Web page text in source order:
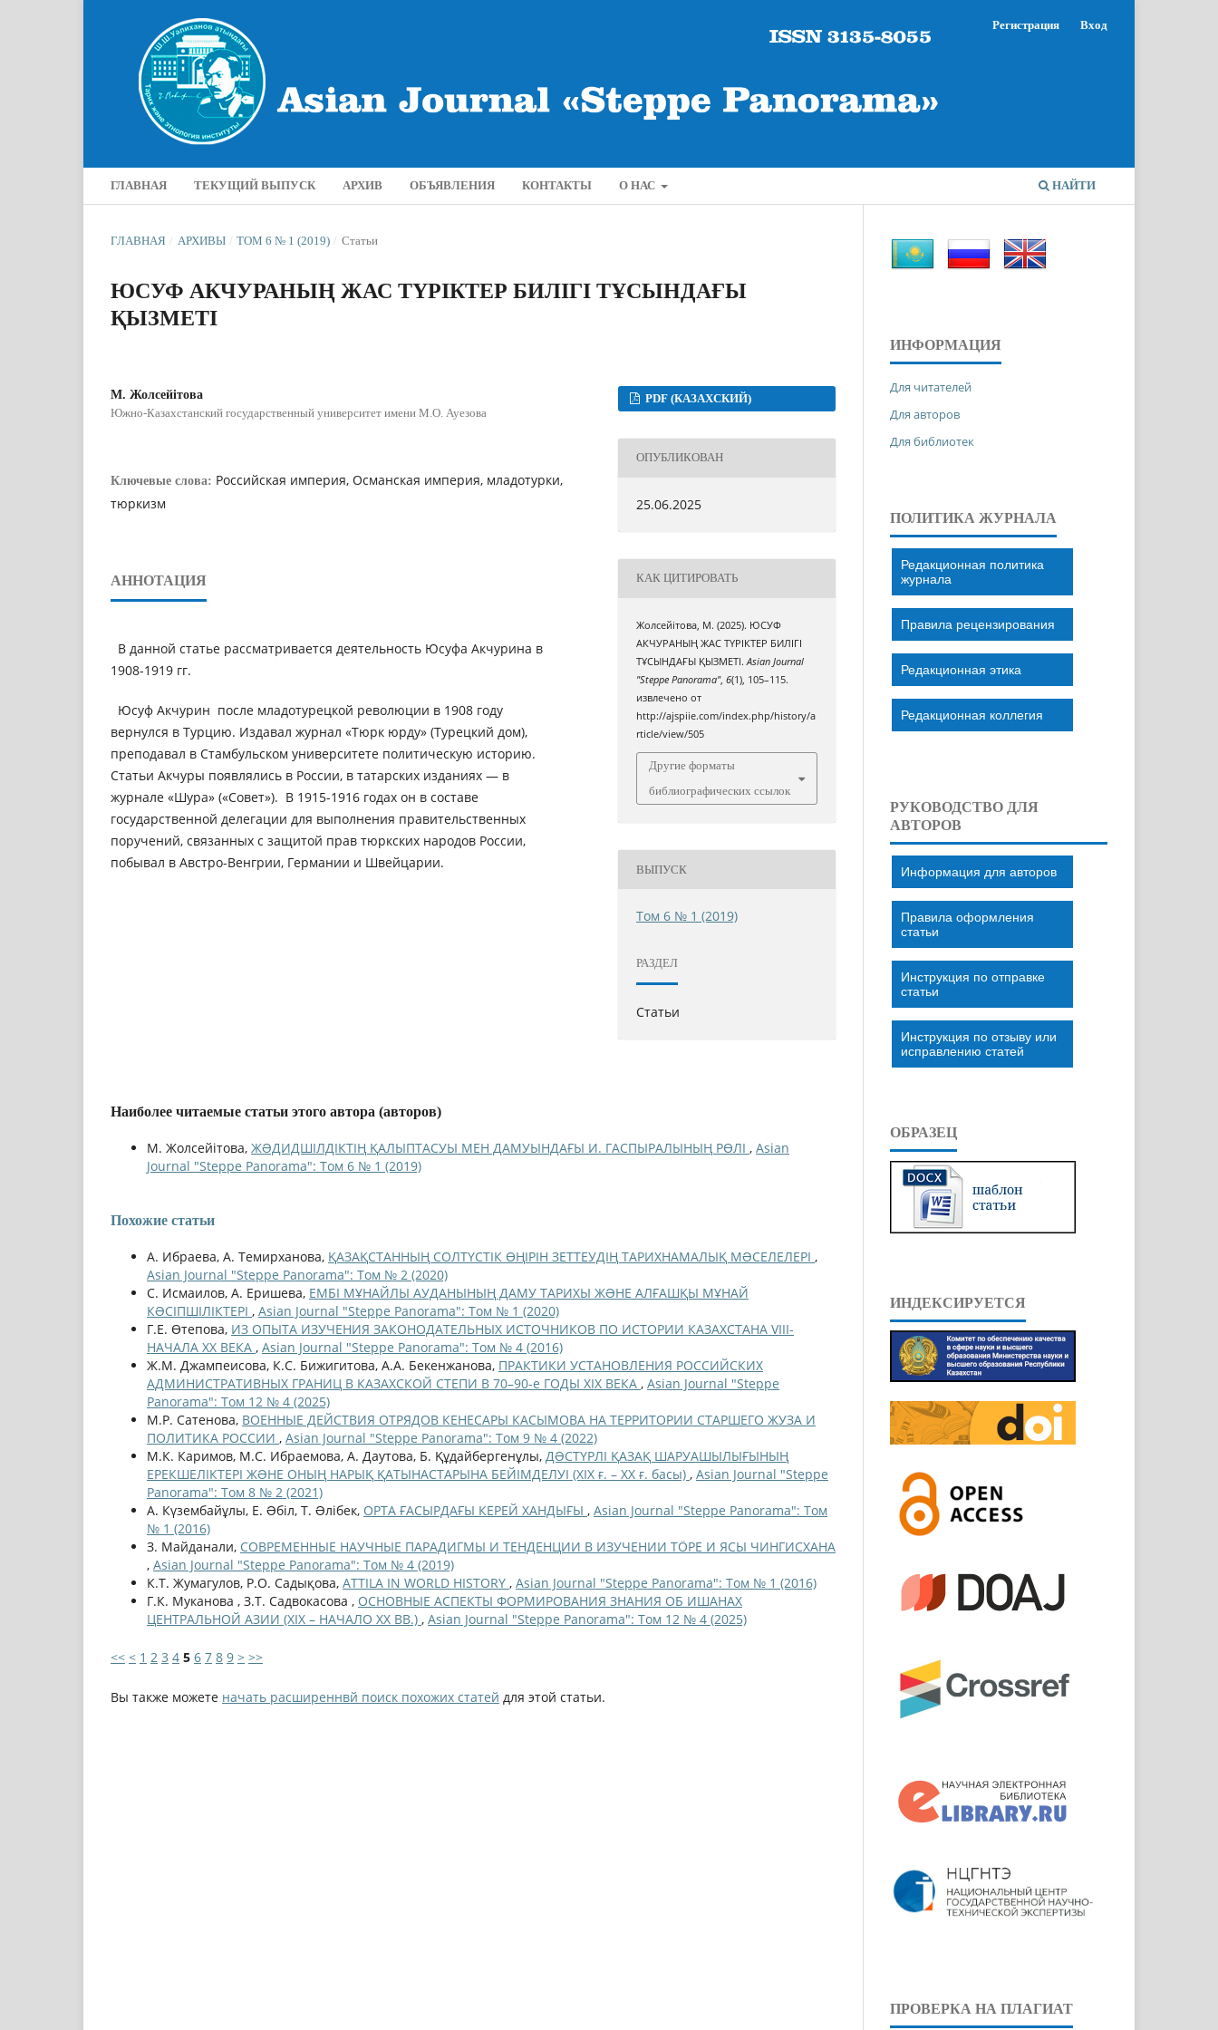
ГЛАВНАЯ ТЕКУЩИЙ ВЫПУСК АРХИВ ОБЪЯВЛЕНИЯ КОНТАКТЫ О НАС НАЙТИ
Регистрация Вход
ГЛАВНАЯ / АРХИВЫ / ТОМ 6 № 1 (2019) / Статьи
ЮСУФ АКЧУРАНЫҢ ЖАС ТҮРІКТЕР БИЛІГІ ТҰСЫНДАҒЫ
ҚЫЗМЕТІ
М. Жолсейітова
Южно-Казахстанский государственный университет имени М.О. Ауезова
Ключевые слова: Российская империя, Османская империя, младотурки,
тюркизм
АННОТАЦИЯ
В данной статье рассматривается деятельность Юсуфа Акчурина в
1908-1919 гг.
Юсуф Акчурин после младотурецкой революции в 1908 году
вернулся в Турцию. Издавал журнал «Тюрк юрду» (Турецкий дом),
преподавал в Стамбульском университете политическую историю.
Статьи Акчуры появлялись в России, в татарских изданиях — в
журнале «Шура» («Совет»). В 1915-1916 годах он в составе
государственной делегации для выполнения правительственных
поручений, связанных с защитой прав тюркских народов России,
побывал в Австро-Венгрии, Германии и Швейцарии.
PDF (КАЗАХСКИЙ)
ОПУБЛИКОВАН
25.06.2025
КАК ЦИТИРОВАТЬ
Жолсейітова, М. (2025). ЮСУФ
АКЧУРАНЫҢ ЖАС ТҮРІКТЕР БИЛІГІ
ТҰСЫНДАҒЫ ҚЫЗМЕТІ.Asian Journal
"Steppe Panorama",6(1), 105–115.
извлечено от
http://ajspiie.com/index.php/history/a
rticle/view/505
Другие форматы
библиографических ссылок
ВЫПУСК
Том 6 № 1 (2019)
РАЗДЕЛ
Статьи
Наиболее читаемые статьи этого автора (авторов)
М. Жолсейітова, ЖƏДИДШІЛДІКТІҢ ҚАЛЫПТАСУЫ МЕН ДАМУЫНДАҒЫ И. ГАСПЫРАЛЫНЫҢ РӨЛІ , Asian
Journal "Steppe Panorama": Том 6 № 1 (2019)
Похожие статьи
А. Ибраева, А. Темирханова, ҚАЗАҚСТАННЫҢ СОЛТҮСТІК ӨҢІРІН ЗЕТТЕУДІҢ ТАРИХНАМАЛЫҚ МƏСЕЛЕЛЕРІ ,
Asian Journal "Steppe Panorama": Том № 2 (2020)
С. Исмаилов, А. Еришева, ЕМБІ МҰНАЙЛЫ АУДАНЫНЫҢ ДАМУ ТАРИХЫ ЖƏНЕ АЛҒАШҚЫ МҰНАЙ
КƏСІПШІЛІКТЕРІ , Asian Journal "Steppe Panorama": Том № 1 (2020)
Г.Е. Өтепова, ИЗ ОПЫТА ИЗУЧЕНИЯ ЗАКОНОДАТЕЛЬНЫХ ИСТОЧНИКОВ ПО ИСТОРИИ КАЗАХСТАНА VIII-
НАЧАЛА XX ВЕКА , Asian Journal "Steppe Panorama": Том № 4 (2016)
Ж.М. Джампеисова, К.С. Бижигитова, А.А. Бекенжанова, ПРАКТИКИ УСТАНОВЛЕНИЯ РОССИЙСКИХ
АДМИНИСТРАТИВНЫХ ГРАНИЦ В КАЗАХСКОЙ СТЕПИ В 70–90-е ГОДЫ XIX ВЕКА , Asian Journal "Steppe
Panorama": Том 12 № 4 (2025)
М.Р. Сатенова, ВОЕННЫЕ ДЕЙСТВИЯ ОТРЯДОВ КЕНЕСАРЫ КАСЫМОВА НА ТЕРРИТОРИИ СТАРШЕГО ЖУЗА И
ПОЛИТИКА РОССИИ , Asian Journal "Steppe Panorama": Том 9 № 4 (2022)
М.К. Каримов, М.С. Ибраемова, А. Даутова, Б. Құдайбергенұлы, ДƏСТҮРЛІ ҚАЗАҚ ШАРУАШЫЛЫҒЫНЫҢ
ЕРЕКШЕЛІКТЕРІ ЖƏНЕ ОНЫҢ НАРЫҚ ҚАТЫНАСТАРЫНА БЕЙІМДЕЛУІ (ХІХ ғ. – ХХ ғ. басы) , Asian Journal "Steppe
Panorama": Том 8 № 2 (2021)
А. Күзембайұлы, Е. Əбіл, Т. Əлібек, ОРТА ҒАСЫРДАҒЫ КЕРЕЙ ХАНДЫҒЫ , Asian Journal "Steppe Panorama": Том
№ 1 (2016)
З. Майданали, СОВРЕМЕННЫЕ НАУЧНЫЕ ПАРАДИГМЫ И ТЕНДЕНЦИИ В ИЗУЧЕНИИ ТÖРЕ И ЯСЫ ЧИНГИСХАНА
, Asian Journal "Steppe Panorama": Том № 4 (2019)
К.Т. Жумагулов, Р.О. Садықова, ATTILA IN WORLD HISTORY , Asian Journal "Steppe Panorama": Том № 1 (2016)
Г.К. Муканова , З.Т. Садвокасова , ОСНОВНЫЕ АСПЕКТЫ ФОРМИРОВАНИЯ ЗНАНИЯ ОБ ИШАНАХ
ЦЕНТРАЛЬНОЙ АЗИИ (XIX – НАЧАЛО XX ВВ.) , Asian Journal "Steppe Panorama": Том 12 № 4 (2025)
<< < 1 2 3 4 5 6 7 8 9 > >>
Вы также можете начать расширеннвй поиск похожих статей для этой статьи.
ИНФОРМАЦИЯ
Для читателей
Для авторов
Для библиотек
ПОЛИТИКА ЖУРНАЛА
Редакционная политика
журнала
Правила рецензирования
Редакционная этика
Редакционная коллегия
РУКОВОДСТВО ДЛЯ
АВТОРОВ
Информация для авторов
Правила оформления
статьи
Инструкция по отправке
статьи
Инструкция по отзыву или
исправлению статей
ОБРАЗЕЦ
ИНДЕКСИРУЕТСЯ
ПРОВЕРКА НА ПЛАГИАТ